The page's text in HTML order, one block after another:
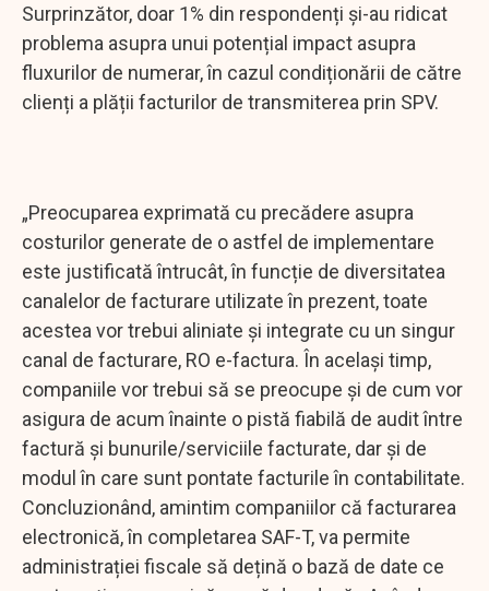
Surprinzător, doar 1% din respondenți şi-au ridicat
problema asupra unui potențial impact asupra
fluxurilor de numerar, în cazul condiționării de către
clienți a plății facturilor de transmiterea prin SPV.
„Preocuparea exprimată cu precădere asupra
costurilor generate de o astfel de implementare
este justificată întrucât, în funcție de diversitatea
canalelor de facturare utilizate în prezent, toate
acestea vor trebui aliniate și integrate cu un singur
canal de facturare, RO e-factura. În același timp,
companiile vor trebui să se preocupe și de cum vor
asigura de acum înainte o pistă fiabilă de audit între
factură și bunurile/serviciile facturate, dar şi de
modul în care sunt pontate facturile în contabilitate.
Concluzionând, amintim companiilor că facturarea
electronică, în completarea SAF-T, va permite
administrației fiscale să dețină o bază de date ce